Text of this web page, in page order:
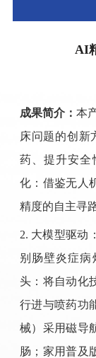
AI
成果简介：本
床问题的创新
药、提升安全
化：借鉴无人
精度的自主寻路
2. 大模型驱动
别肠壁炎症病
头：将自动化
行进与喷药功
械）采用磁导
肠；家用普及